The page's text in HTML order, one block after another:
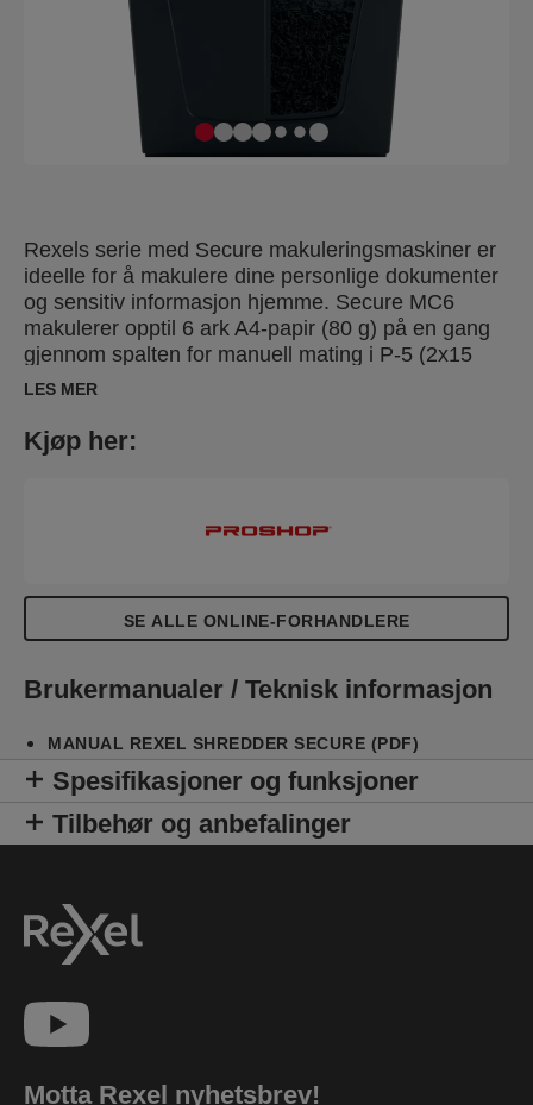
Rexels serie med Secure makuleringsmaskiner er
ideelle for å makulere dine personlige dokumenter
og sensitiv informasjon hjemme. Secure MC6
makulerer opptil 6 ark A4-papir (80 g) på en gang
gjennom spalten for manuell mating i P-5 (2x15
mm) mikrokuttede biter. Denne
bruk på hjemmekontoret på grunn av den lille og
kompakte størrelsen. Det er også en ideell
lavt lydnivå. Designet for lett til moderat bruk med
LES MER
Kjøp her:
SE ALLE ONLINE-FORHANDLERE
Brukermanualer / Teknisk informasjon
MANUAL REXEL SHREDDER SECURE (PDF)
Spesifikasjoner og funksjoner
Tilbehør og anbefalinger
Motta Rexel nyhetsbrev!